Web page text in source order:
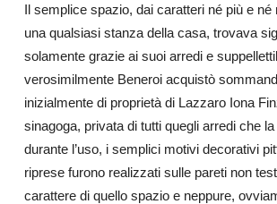
Il semplice spazio, dai caratteri né più e né
una qualsiasi stanza della casa, trovava
solamente grazie ai suoi arredi e
verosimilmente Beneroi acquistò
inizialmente di proprietà di Lazzaro Iona
sinagoga, privata di tutti quegli arredi che
durante l’uso, i semplici motivi decorativi
riprese furono realizzati sulle pareti non
carattere di quello spazio e neppure,